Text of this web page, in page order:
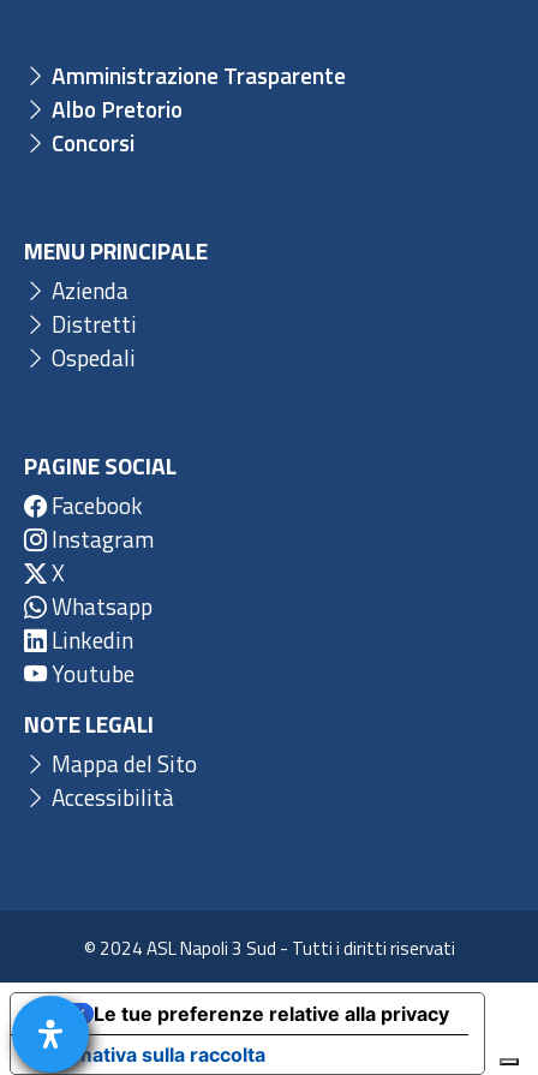
Amministrazione Trasparente
Albo Pretorio
Concorsi
MENU PRINCIPALE
Azienda
Distretti
Ospedali
PAGINE SOCIAL
Facebook
Instagram
X
Whatsapp
Linkedin
Youtube
NOTE LEGALI
Mappa del Sito
Accessibilità
© 2024 ASL Napoli 3 Sud - Tutti i diritti riservati
Informativa sulla raccolta
Le tue preferenze relative alla privacy